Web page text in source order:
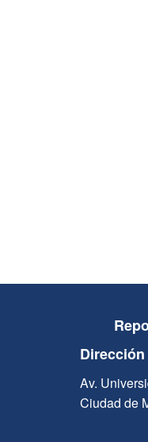
Dirección
Av.
Ciudad de